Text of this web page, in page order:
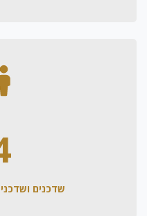
שדכנים